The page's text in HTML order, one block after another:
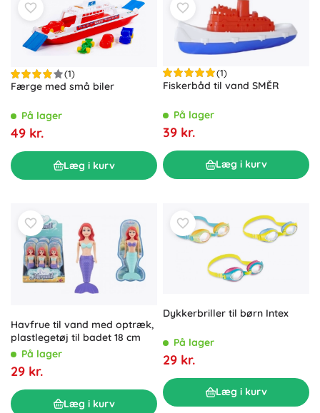
(1)
Færge med små biler
På lager
49 kr.
Læg i kurv
(1)
Fiskerbåd til vand SMĚR
På lager
39 kr.
Læg i kurv
Havfrue til vand med optræk,
plastlegetøj til badet 18 cm
På lager
29 kr.
Læg i kurv
Dykkerbriller til børn Intex
På lager
29 kr.
Læg i kurv